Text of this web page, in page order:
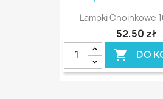
Lampki Choinkowe
52,50 zł
 DO